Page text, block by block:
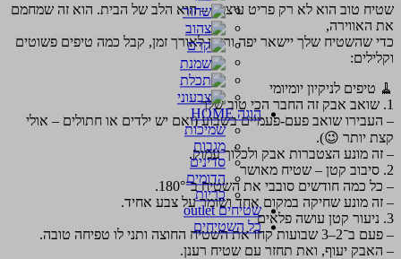
הוגה HOME
שמיכות
מגבות
סדינים
הדומים
כריות
שטיחים outlet
כל השטיחים
שטיח טוב הוא לא רק פריט עיצובי – הוא הלב של הבית. הוא זה שמחמם
את האווירה,
כדי שהשטיח שלך יישאר יפה ורענן לאורך זמן, קבל כמה טיפים פשוטים
וקלילים:
🧹 טיפים לניקיון יומיומי
1. שואב אבק זה החבר הכי טוב שלך
– העבירו שואב פעם-פעמיים בשבוע (ואם יש ילדים או חתולים – אולי
קצת יותר 😉).
– זה מונע הצטברות אבק ולכלוך עמוק.
2. סיבוב קטן – שטיח מאושר
– כל כמה חודשים סובבי את השטיח ב־180°.
– זה מונע שחיקה במקום אחד ושומר על צבע אחיד.
3. ניעור קטן עושה פלאים
– פעם ב־2–3 שבועות קחו את השטיח החוצה ותני לו טפיחה טובה.
– האבק יעוף, ואת תחזר עם שטיח רענן.